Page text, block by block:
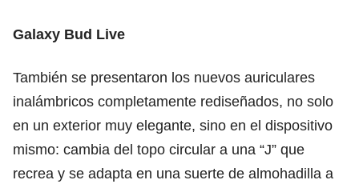
Galaxy Bud Live
También se presentaron los nuevos auriculares
inalámbricos completamente rediseñados, no solo
en un exterior muy elegante, sino en el dispositivo
mismo: cambia del topo circular a una “J” que
recrea y se adapta en una suerte de almohadilla a